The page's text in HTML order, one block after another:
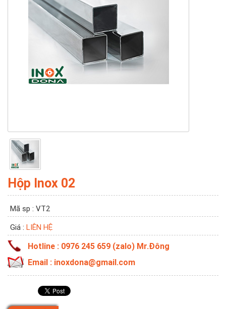
Hộp Inox 02
Mã sp : VT2
Giá : LIÊN HỆ
Hotline : 0976 245 659 (zalo) Mr.Đông
Email : inoxdona@gmail.com